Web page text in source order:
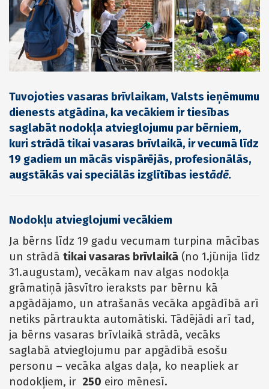
Tuvojoties vasaras brīvlaikam, Valsts ieņēmumu
dienests atgādina, ka vecākiem ir tiesības
saglabāt nodokļa atvieglojumu par bērniem,
kuri strādā tikai vasaras brīvlaikā, ir vecumā līdz
19 gadiem un mācās vispārējās, profesionālās,
augstākās vai speciālās izglītības iestādē.
Nodokļu atvieglojumi vecākiem
Ja bērns līdz 19 gadu vecumam turpina mācības
un strādā tikai vasaras brīvlaikā (no 1.jūnija līdz
31.augustam), vecākam nav algas nodokļa
grāmatiņā jāsvītro ieraksts par bērnu kā
apgādājamo, un atrašanās vecāka apgādībā arī
netiks pārtraukta automātiski. Tādējādi arī tad,
ja bērns vasaras brīvlaikā strādā, vecāks
saglabā atvieglojumu par apgādībā esošu
personu – vecāka algas daļa, ko neapliek ar
nodokļiem, ir 250 eiro mēnesī.